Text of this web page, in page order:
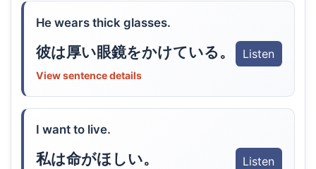
He wears thick glasses.
彼は厚い眼鏡をかけている。 Listen
View sentence details
I want to live.
私は命がほしい。 Listen